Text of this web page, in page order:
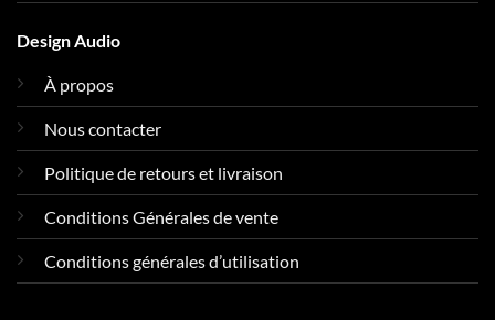
Design Audio
À propos
Nous contacter
Politique de retours et livraison
Conditions Générales de vente
Conditions générales d’utilisation